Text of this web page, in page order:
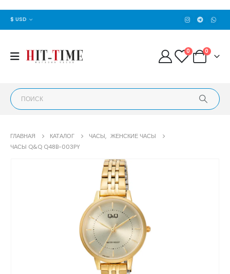
$ USD
0 0
ГЛАВНАЯ КАТАЛОГ ЧАСЫ, ЖЕНСКИЕ ЧАСЫ
ЧАСЫ Q&Q Q48B-003PY